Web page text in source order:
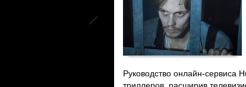
Руководство онлайн-сервиса